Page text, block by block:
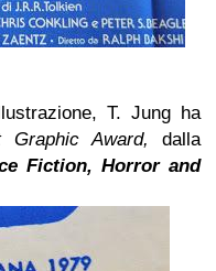
T. Jung ha
Graphic Award,dalla
Fiction, Horror and